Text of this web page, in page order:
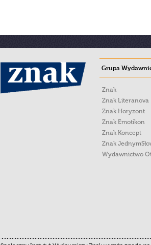
Grupa
Znak
Znak Literanova
Znak Horyzont
Znak Emotikon
Znak Koncept
Znak
Wydawnictwo